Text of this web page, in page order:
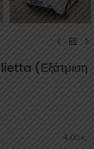
(Εξάτμιση
4,00 κ.